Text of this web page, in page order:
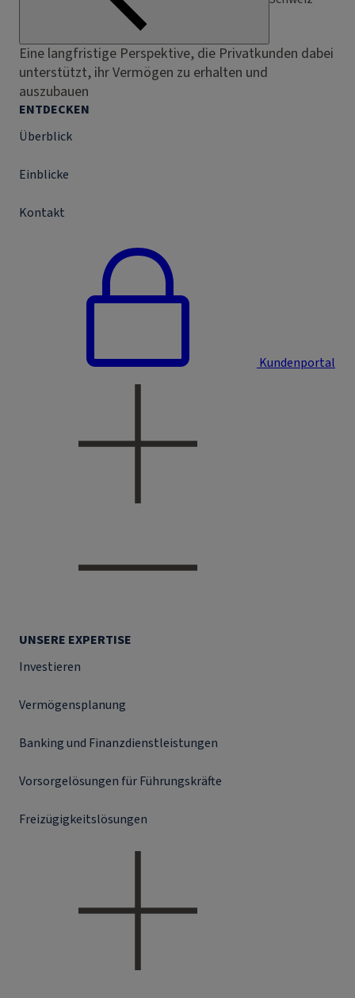
Eine langfristige Perspektive, die Privatkunden dabei
unterstützt, ihr Vermögen zu erhalten und
auszubauen
ENTDECKEN
Überblick
Einblicke
Kontakt
Kundenportal
UNSERE EXPERTISE
Investieren
Vermögensplanung
Banking und Finanzdienstleistungen
Vorsorgelösungen für Führungskräfte
Freizügigkeitslösungen